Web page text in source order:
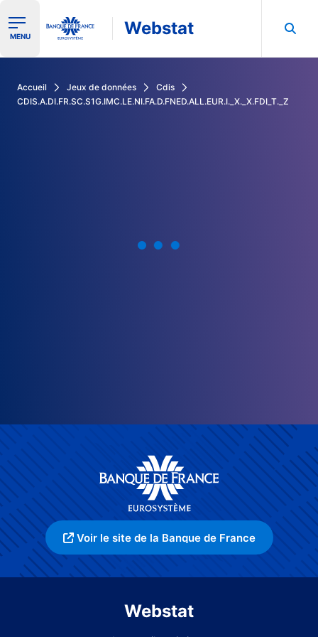
Ouvrir le menu de navigation
MENU Webstat
Accueil Jeux de données
Cdis
CDIS.A.DI.FR.SC.S1G.IMC.LE.NI.FA.D.FNED.ALL.EUR.I._X._X.FDI_T._Z
Voir le site de la Banque de France
Webstat